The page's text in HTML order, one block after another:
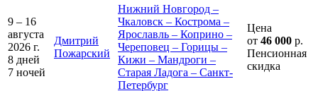
9 – 16
августа
2026 г.
8 дней
7 ночей
Дмитрий
Пожарский
Нижний Новгород –
Чкаловск – Кострома –
Ярославль – Коприно –
Череповец – Горицы –
Кижи – Мандроги –
Старая Ладога – Санкт-
Петербург
Цена
от 46 000 р.
Пенсионная
скидка